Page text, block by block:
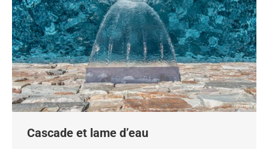
Cascade et lame d’eau